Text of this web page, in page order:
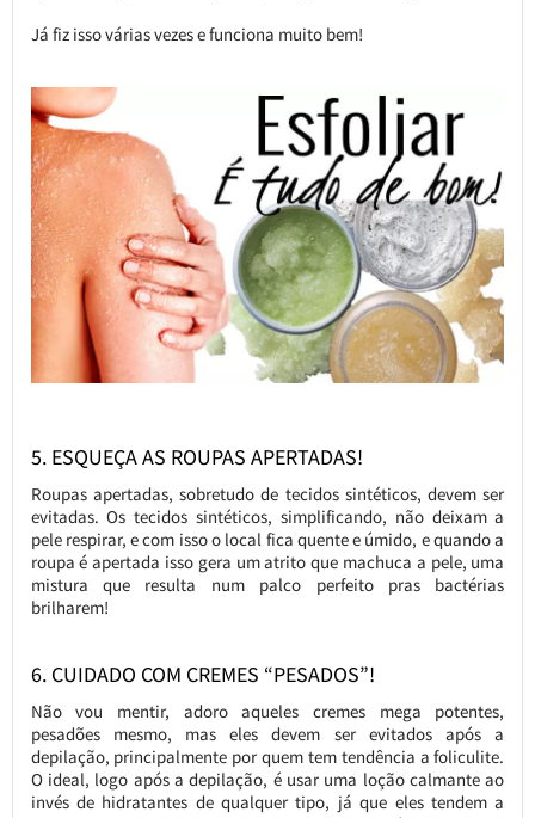
Já fiz isso várias vezes e funciona muito bem!
5. ESQUEÇA AS ROUPAS APERTADAS!
Roupas apertadas, sobretudo de tecidos sintéticos, devem ser
evitadas. Os tecidos sintéticos, simplificando, não deixam a
pele respirar, e com isso o local fica quente e úmido, e quando a
roupa é apertada isso gera um atrito que machuca a pele, uma
mistura que resulta num palco perfeito pras bactérias
brilharem!
6. CUIDADO COM CREMES “PESADOS”!
Não vou mentir, adoro aqueles cremes mega potentes,
pesadões mesmo, mas eles devem ser evitados após a
depilação, principalmente por quem tem tendência a foliculite.
O ideal, logo após a depilação, é usar uma loção calmante ao
invés de hidratantes de qualquer tipo, já que eles tendem a